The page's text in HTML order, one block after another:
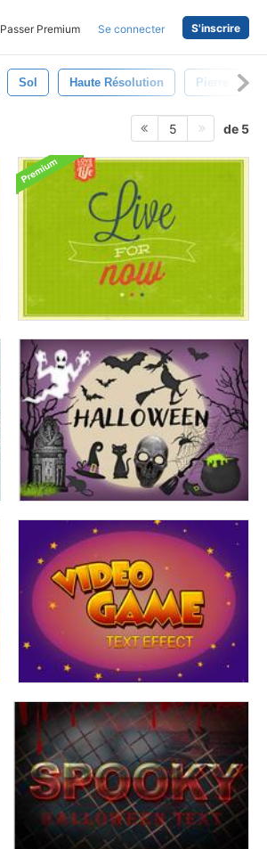
Passer Premium Se connecter S'inscrire
Sol Haute Résolution Pierre
5 de 5